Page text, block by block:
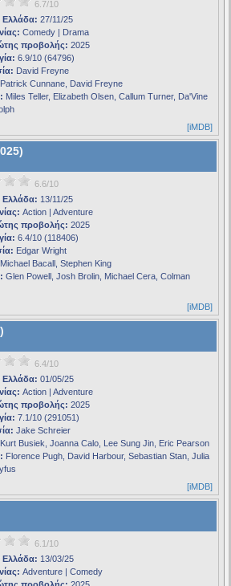
6.7/10
Ελλάδα: 27/11/25
Comedy | Drama
προβολής: 2025
6.9/10 (64796)
David Freyne
Patrick Cunnane, David Freyne
Miles Teller, Elizabeth Olsen, Callum Turner, Da'Vine
[iMDB]
6.6/10
Ελλάδα: 13/11/25
Action | Adventure
προβολής: 2025
6.4/10 (118406)
Edgar Wright
Michael Bacall, Stephen King
Glen Powell, Josh Brolin, Michael Cera, Colman
[iMDB]
6.4/10
Ελλάδα: 01/05/25
Action | Adventure
προβολής: 2025
7.1/10 (291051)
Jake Schreier
Kurt Busiek, Joanna Calo, Lee Sung Jin, Eric Pearson
Florence Pugh, David Harbour, Sebastian Stan, Julia
[iMDB]
6.1/10
Ελλάδα: 13/03/25
Adventure | Comedy